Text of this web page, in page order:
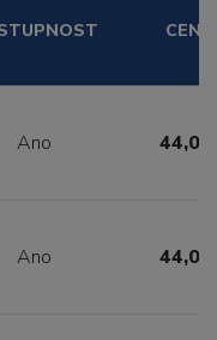
CENA
Ano 44,00
Ano 44,00